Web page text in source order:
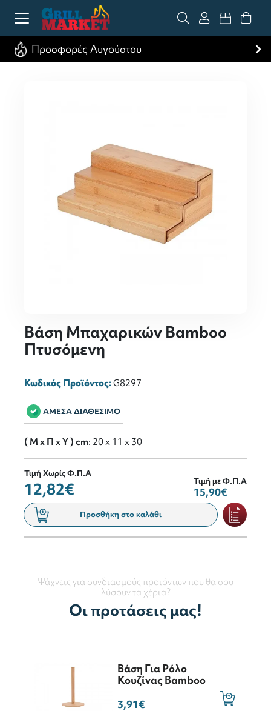
Προσφορές Αυγούστου
Βάση Μπαχαρικών Bamboo
Πτυσόμενη
Κωδικός Προϊόντος:G8297
ΑΜΕΣΑ ΔΙΑΘΕΣΙΜΟ
( M x Π x Y ) cm: 20 x 11 x 30
Τιμή Χωρίς Φ.Π.Α
12,82€ Τιμή με Φ.Π.Α
15,90€
Προσθήκη στο καλάθι
Ψάχνεις για συνδιασμούς προιόντων που θα σου
λύσουν τα χέρια?
Οι προτάσεις μας!
Βάση Για Ρόλο
Κουζίνας Bamboo
3,91€